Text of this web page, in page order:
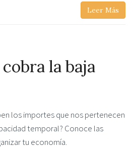
Leer Más
la baja
los importes que nos pertenecen
temporal? Conoce las
tu economía.